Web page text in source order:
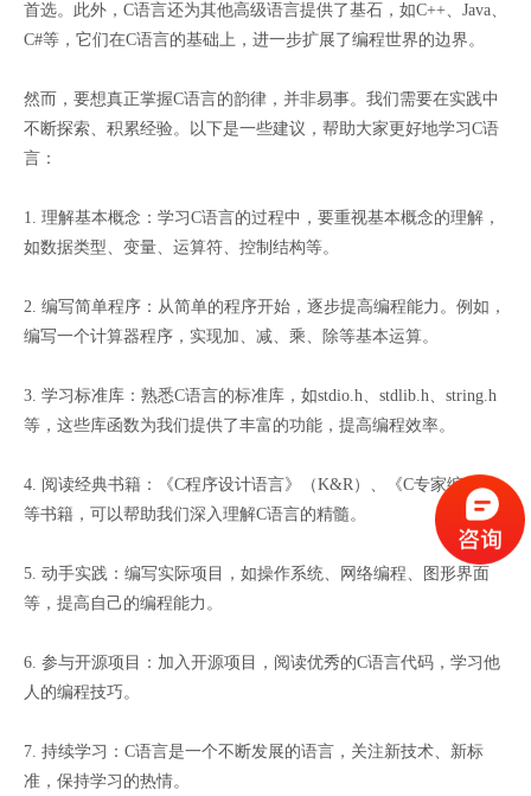
首选。此外，C语言还为其他高级语言提供了基石，如C++、Java、
C#等，它们在C语言的基础上，进一步扩展了编程世界的边界。
然而，要想真正掌握C语言的韵律，并非易事。我们需要在实践中
不断探索、积累经验。以下是一些建议，帮助大家更好地学习C语
言：
1. 理解基本概念：学习C语言的过程中，要重视基本概念的理解，
如数据类型、变量、运算符、控制结构等。
2. 编写简单程序：从简单的程序开始，逐步提高编程能力。例如，
编写一个计算器程序，实现加、减、乘、除等基本运算。
3. 学习标准库：熟悉C语言的标准库，如stdio.h、stdlib.h、string.h
等，这些库函数为我们提供了丰富的功能，提高编程效率。
4. 阅读经典书籍：《C程序设计语言》（K&R）、《C专家编程》
等书籍，可以帮助我们深入理解C语言的精髓。
5. 动手实践：编写实际项目，如操作系统、网络编程、图形界面
等，提高自己的编程能力。
6. 参与开源项目：加入开源项目，阅读优秀的C语言代码，学习他
人的编程技巧。
7. 持续学习：C语言是一个不断发展的语言，关注新技术、新标
准，保持学习的热情。